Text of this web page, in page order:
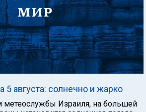
5 августа: солнечно и жарко
метеослужбы Израиля, на большей